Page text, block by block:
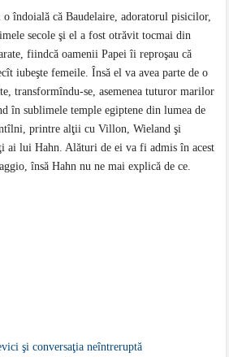
îndoială că Baudelaire, adoratorul pisicilor,
secole şi el a fost otrăvit tocmai din
fiindcă oamenii Papei îi reproşau că
iubeşte femeile. Însă el va avea parte de o
transformîndu-se, asemenea tuturor marilor
în sublimele temple egiptene din lumea de
printre alţii cu Villon, Wieland şi
ai lui Hahn. Alături de ei va fi admis în acest
însă Hahn nu ne mai explică de ce.
şi conversaţia neîntreruptă